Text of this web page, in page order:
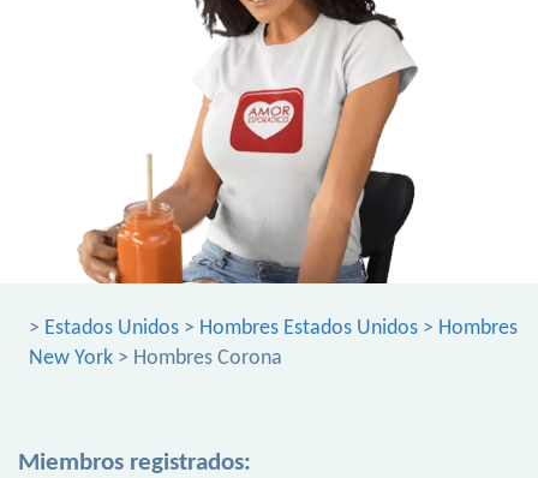
> Estados Unidos > Hombres Estados Unidos > Hombres
New York > Hombres Corona
Miembros registrados: